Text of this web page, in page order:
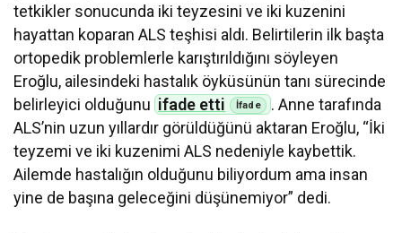
tetkikler sonucunda iki teyzesini ve iki kuzenini
hayattan koparan ALS teşhisi aldı. Belirtilerin ilk başta
ortopedik problemlerle karıştırıldığını söyleyen
Eroğlu, ailesindeki hastalık öyküsünün tanı sürecinde
belirleyici olduğunu ifade etti
. Anne tarafında
ALS’nin uzun yıllardır görüldüğünü aktaran Eroğlu, “İki
teyzemi ve iki kuzenimi ALS nedeniyle kaybettik.
Ailemde hastalığın olduğunu biliyordum ama insan
yine de başına geleceğini düşünemiyor” dedi.